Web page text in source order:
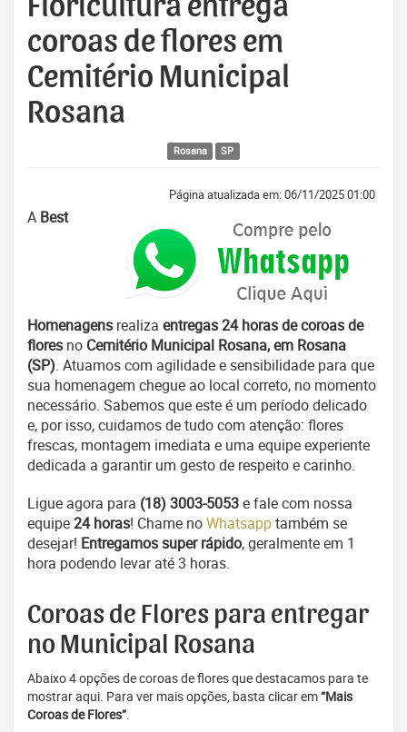
Floricultura entrega
coroas de flores em
Cemitério Municipal
Rosana
Rosana SP
Página atualizada em: 06/11/2025 01:00
A Best
Homenagens realiza entregas 24 horas de coroas de
flores no Cemitério Municipal Rosana, em Rosana
(SP). Atuamos com agilidade e sensibilidade para que
sua homenagem chegue ao local correto, no momento
necessário. Sabemos que este é um período delicado
e, por isso, cuidamos de tudo com atenção: flores
frescas, montagem imediata e uma equipe experiente
dedicada a garantir um gesto de respeito e carinho.
Ligue agora para (18) 3003-5053e fale com nossa
equipe24 horas! Chame noWhatsapptambém se
desejar! Entregamos super rápido, geralmente em 1
hora podendo levar até 3 horas.
Coroas de Flores para entregar
no Municipal Rosana
Abaixo 4 opções de coroas de flores que destacamos para te
mostrar aqui. Para ver mais opções, basta clicar em“Mais
Coroas de Flores”.